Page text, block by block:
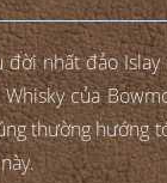
nhất đảo
của
thường hướng